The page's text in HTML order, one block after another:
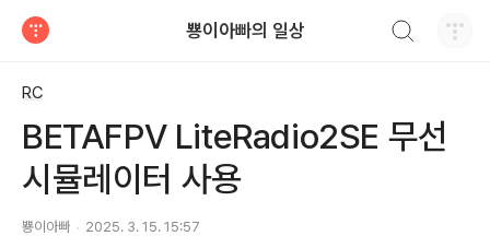
뿅이아빠의 일상
RC
BETAFPV LiteRadio2SE 무선
시뮬레이터 사용
뿅이아빠 2025. 3. 15. 15:57